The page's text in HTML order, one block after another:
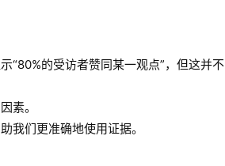
“80%的受访者赞同某一观点”，但这并不
素。
我们更准确地使用证据。